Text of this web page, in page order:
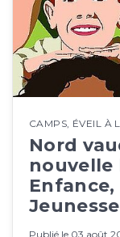
CAMPS ÉVEIL À
Nord
nouvelle
Publié le 03 août